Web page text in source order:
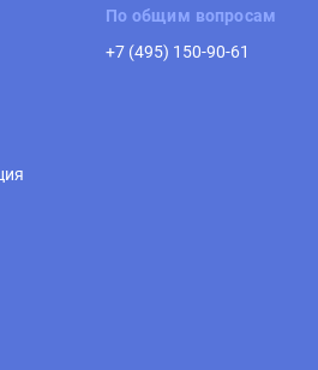
По общим вопросам
+7 (495) 150-90-61